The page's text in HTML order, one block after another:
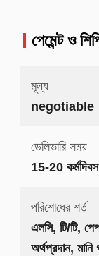
পেমেন্ট ও
মূল্য
negotiable
ডেলিভারি সময়
15-20 কর্মদিবস
পরিশোধের শর্ত
এলসি, টি/টি,
অর্থপ্রদান, মানি